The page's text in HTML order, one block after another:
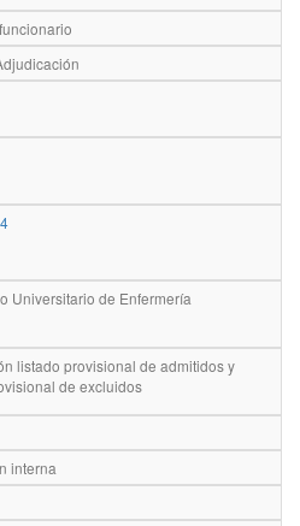
Universitario de Enfermería
listado provisional de admitidos y
de excluidos
interna